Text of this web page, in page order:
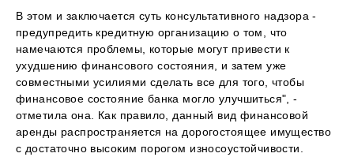
В этом и заключается суть консультативного надзора -
предупредить кредитную организацию о том, что
намечаются проблемы, которые могут привести к
ухудшению финансового состояния, и затем уже
совместными усилиями сделать все для того, чтобы
финансовое состояние банка могло улучшиться", -
отметила она. Как правило, данный вид финансовой
аренды распространяется на дорогостоящее имущество
с достаточно высоким порогом износоустойчивости.